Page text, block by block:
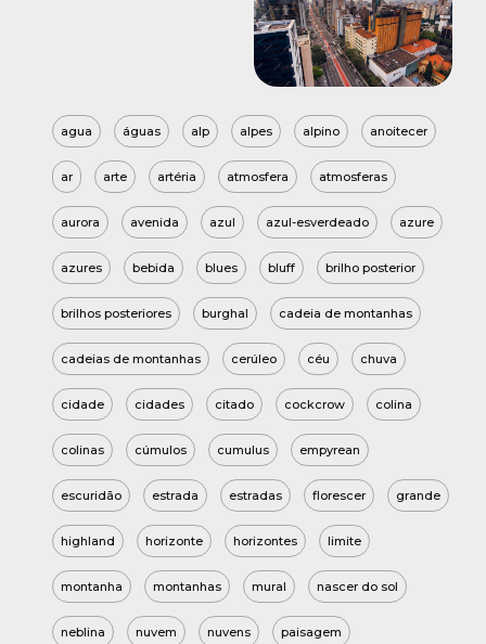
agua águas alp alpes alpino anoitecer
ar arte artéria atmosfera atmosferas
aurora avenida azul azul-esverdeado azure
azures bebida blues bluff brilho posterior
brilhos posteriores burghal cadeia de montanhas
cadeias de montanhas cerúleo céu chuva
cidade cidades citado cockcrow colina
colinas cúmulos cumulus empyrean
escuridão estrada estradas florescer grande
highland horizonte horizontes limite
montanha montanhas mural nascer do sol
neblina nuvem nuvens paisagem